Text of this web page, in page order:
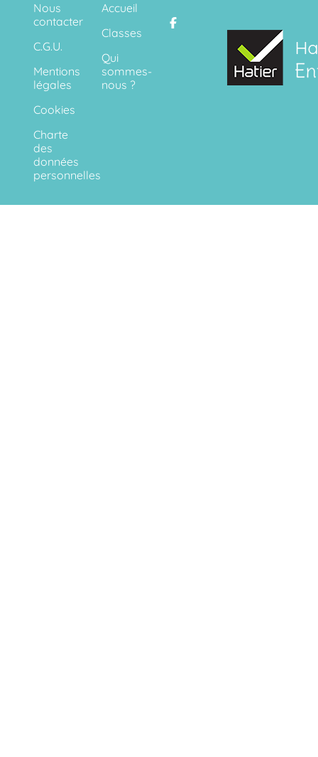
Nous
contacter
C.G.U.
Mentions
légales
Cookies
Charte
des
données
personnelles
Accueil
Classes
Qui
sommes-
nous ?